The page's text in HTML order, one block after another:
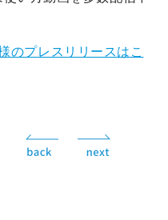
のプレスリリースはこ